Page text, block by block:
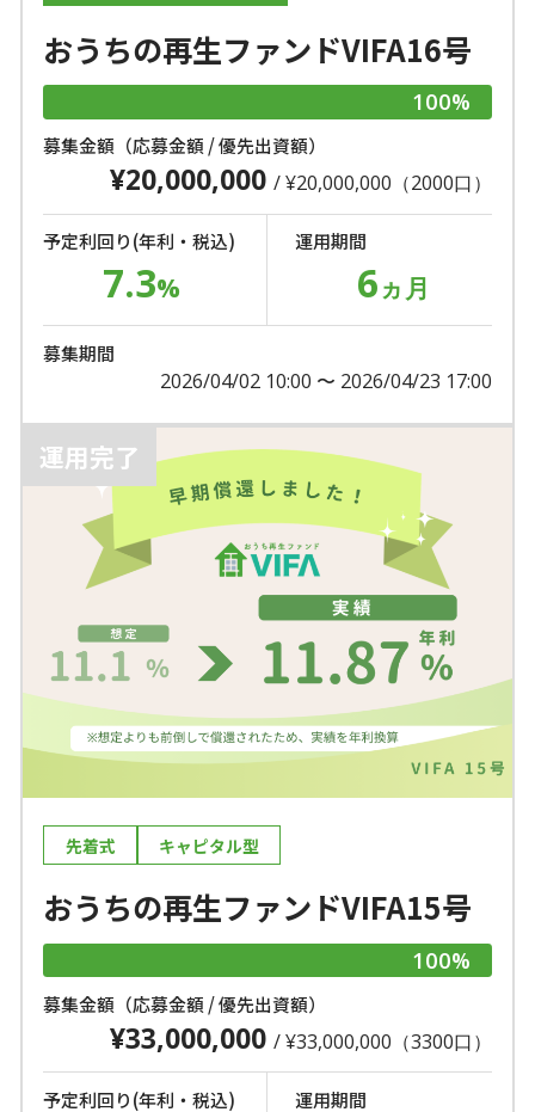
おうちの再生ファンドVIFA16号
100%
募集金額（応募金額 / 優先出資額）
¥20,000,000 / ¥20,000,000（2000口）
予定利回り(年利・税込)
7.3%
運用期間
6ヵ月
募集期間
2026/04/02 10:00 〜 2026/04/23 17:00
運用完了
先着式 キャピタル型
おうちの再生ファンドVIFA15号
100%
募集金額（応募金額 / 優先出資額）
¥33,000,000 / ¥33,000,000（3300口）
予定利回り(年利・税込) 運用期間